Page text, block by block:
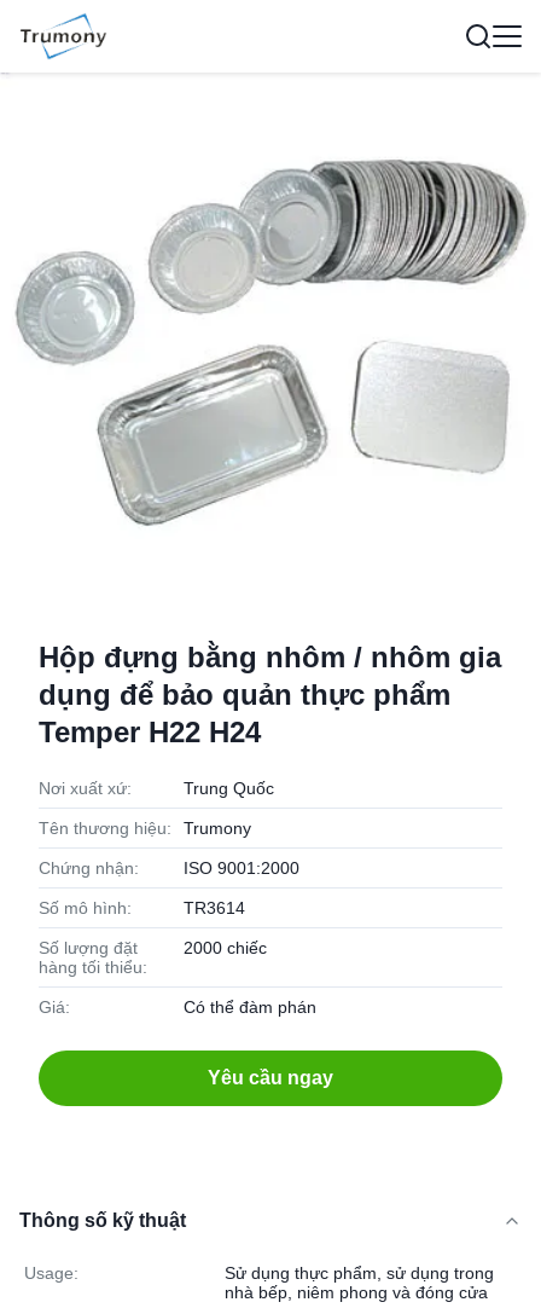
Hộp đựng bằng nhôm / nhôm gia
dụng để bảo quản thực phẩm
Temper H22 H24
Nơi xuất xứ: Trung Quốc
Tên thương hiệu: Trumony
Chứng nhận: ISO 9001:2000
Số mô hình: TR3614
Số lượng đặt
hàng tối thiểu:
2000 chiếc
Giá: Có thể đàm phán
Yêu cầu ngay
Thông số kỹ thuật
Usage:
Sử dụng thực phẩm, sử dụng trong
nhà bếp, niêm phong và đóng cửa